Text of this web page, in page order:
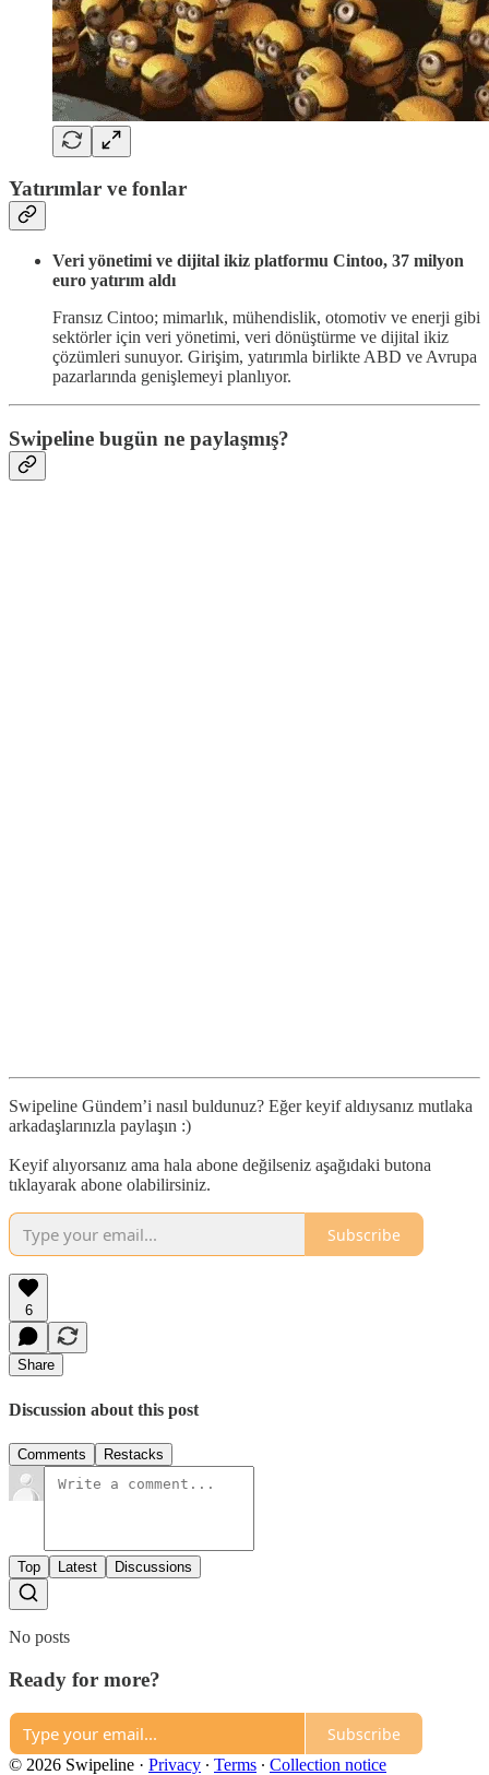
Yatırımlar ve fonlar
Veri yönetimi ve dijital ikiz platformu Cintoo, 37 milyon
euro yatırım aldı
Fransız Cintoo; mimarlık, mühendislik, otomotiv ve enerji gibi
sektörler için veri yönetimi, veri dönüştürme ve dijital ikiz
çözümleri sunuyor. Girişim, yatırımla birlikte ABD ve Avrupa
pazarlarında genişlemeyi planlıyor.
Swipeline bugün ne paylaşmış?
Swipeline Gündem’i nasıl buldunuz? Eğer keyif aldıysanız mutlaka
arkadaşlarınızla paylaşın :)
Keyif alıyorsanız ama hala abone değilseniz aşağıdaki butona
tıklayarak abone olabilirsiniz.
Subscribe
6
Share
Discussion about this post
Comments Restacks
Top Latest Discussions
No posts
Ready for more?
Subscribe
© 2026 Swipeline · Privacy ∙ Terms ∙ Collection notice